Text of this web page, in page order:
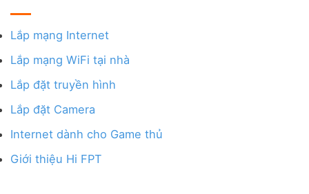
Lắp mạng Internet
Lắp mạng WiFi tại nhà
Lắp đặt truyền hình
Lắp đặt Camera
Internet dành cho Game thủ
Giới thiệu Hi FPT